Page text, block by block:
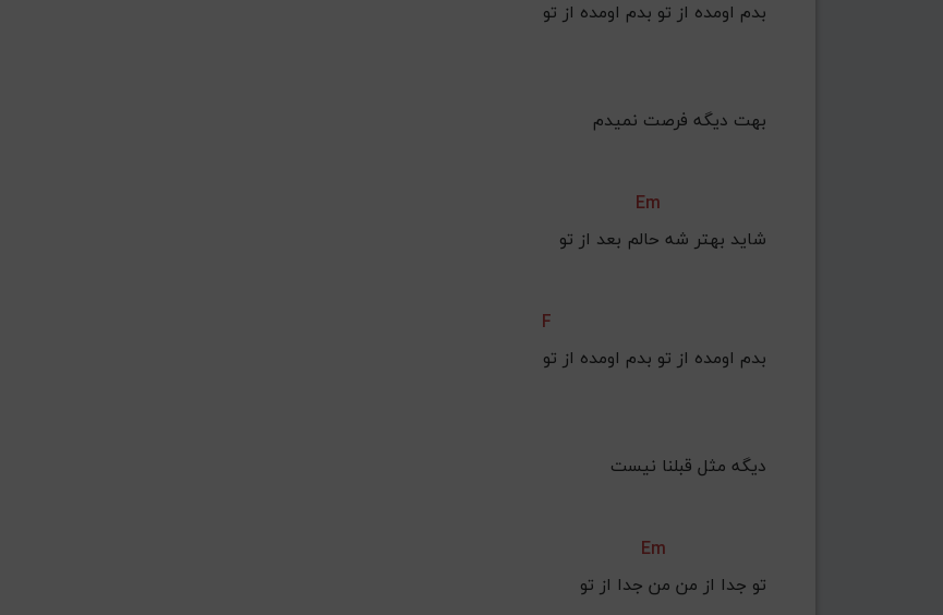
    ﺑﺪم اوﻣﺪه از ﺗﻮ ﺑﺪم اوﻣﺪه از ﺗﻮ
ﺑﻬﺖ دﻳﮕﻪ ﻓﺮﺻﺖ ﻧﻤﻴﺪم
Em
ﺷﺎﻳﺪ ﺑﻬﺘﺮ ﺷﻪ ﺣﺎﻟﻢ ﺑﻌﺪ از ﺗﻮ
F
    ﺑﺪم اوﻣﺪه از ﺗﻮ ﺑﺪم اوﻣﺪه از ﺗﻮ
دﻳﮕﻪ ﻣﺜﻞ ﻗﺒﻠﻨﺎ ﻧﻴﺴﺖ
Em
ﺗﻮ ﺟﺪا از ﻣﻦ ﻣﻦ ﺟﺪا از ﺗﻮ